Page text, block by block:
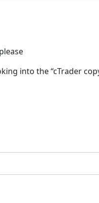
into the “cTrader